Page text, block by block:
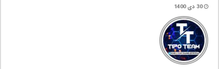
30 دی 1400